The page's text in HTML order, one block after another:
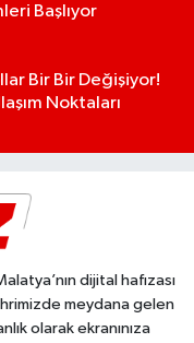
Başlıyor
Bir Bir Değişiyor!
Noktaları
dijital hafızası
meydana gelen
olarak ekranınıza